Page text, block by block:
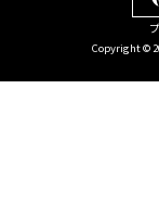
Copyright ©